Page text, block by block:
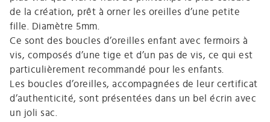
de la création, prêt à orner les oreilles d’une petite
fille. Diamètre 5mm.
Ce sont des boucles d’oreilles enfant avec fermoirs à
vis, composés d’une tige et d’un pas de vis, ce qui est
particulièrement recommandé pour les enfants.
Les boucles d’oreilles, accompagnées de leur certificat
d’authenticité, sont présentées dans un bel écrin avec
un joli sac.